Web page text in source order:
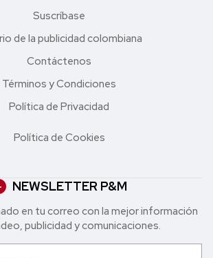
Suscríbase
de la publicidad colombiana
Contáctenos
Términos y Condiciones
Política de Privacidad
Política de Cookies
NEWSLETTER P&M
en tu correo con la mejor in formación
publicidad y comunicaciones.